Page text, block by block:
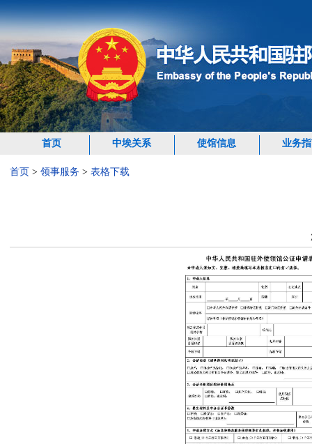
首页 中埃关系 使馆信息 业务
首页 > 领事服务 > 表格下载